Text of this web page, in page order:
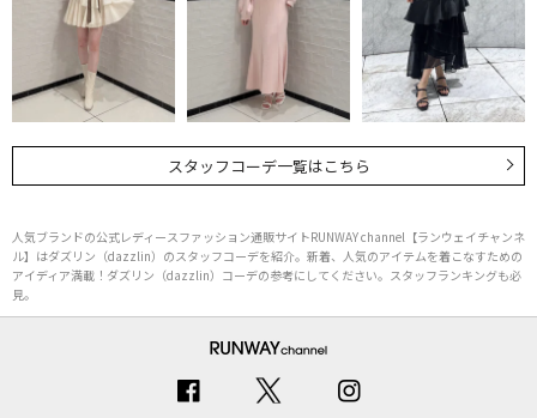
スタッフコーデ一覧はこちら
人気ブランドの公式レディースファッション通販サイトRUNWAY channel【ランウェイチャンネ
ル】はダズリン（dazzlin）のスタッフコーデを紹介。新着、人気のアイテムを着こなすための
アイディア満載！ダズリン（dazzlin）コーデの参考にしてください。スタッフランキングも必
見。